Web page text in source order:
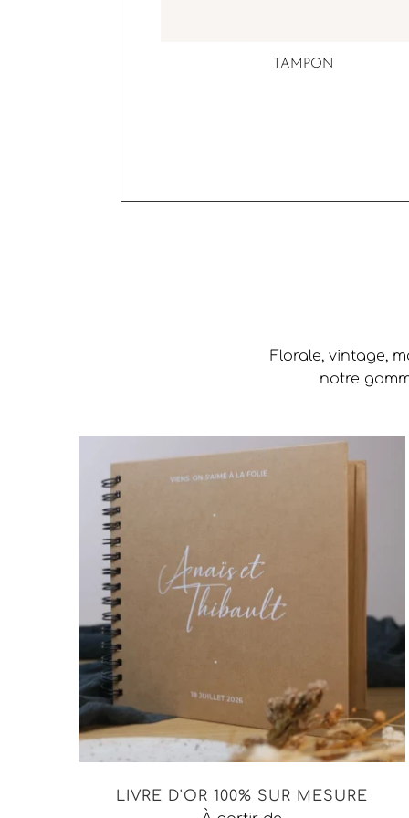
TAMPON
Florale, vintage,
notre
LIVRE D'OR 100% SUR MESURE